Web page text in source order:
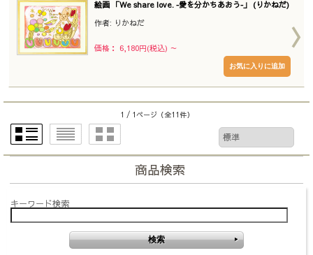
絵画 「We share love. ‐愛を分かちあおう‐」 (りかねだ)
作者: りかねだ
価格： 6,180円(税込) ～
1 / 1ページ （全11件）
商品検索
キーワード検索